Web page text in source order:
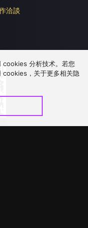
洽談
cookies 分析技术。若您
cookies，关于更多相关隐